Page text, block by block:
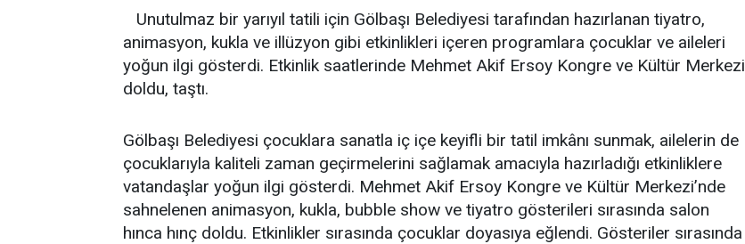
Unutulmaz bir yarıyıl tatili için Gölbaşı Belediyesi tarafından hazırlanan tiyatro,
animasyon, kukla ve illüzyon gibi etkinlikleri içeren programlara çocuklar ve aileleri
yoğun ilgi gösterdi. Etkinlik saatlerinde Mehmet Akif Ersoy Kongre ve Kültür Merkezi
doldu, taştı.
Gölbaşı Belediyesi çocuklara sanatla iç içe keyifli bir tatil imkânı sunmak, ailelerin de
çocuklarıyla kaliteli zaman geçirmelerini sağlamak amacıyla hazırladığı etkinliklere
vatandaşlar yoğun ilgi gösterdi. Mehmet Akif Ersoy Kongre ve Kültür Merkezi’nde
sahnelenen animasyon, kukla, bubble show ve tiyatro gösterileri sırasında salon
hınca hınç doldu. Etkinlikler sırasında çocuklar doyasıya eğlendi. Gösteriler sırasında